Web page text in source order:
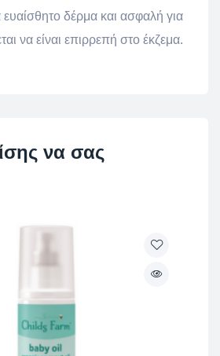
δέρμα και ασφαλή για
να είναι επιρρεπή στο έκζεμα.
να σας